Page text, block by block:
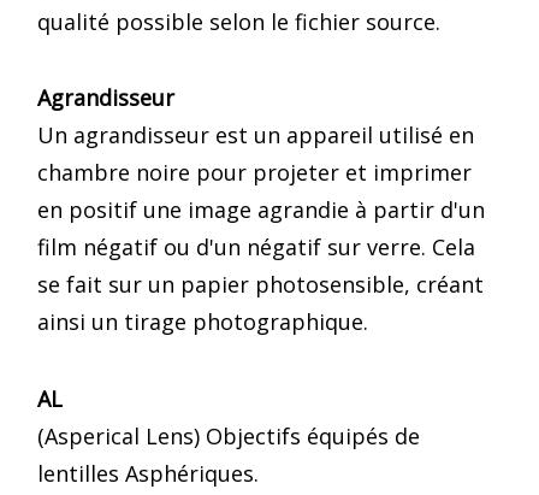
qualité possible selon le fichier source.
Agrandisseur
Un agrandisseur est un appareil utilisé en
chambre noire pour projeter et imprimer
en positif une image agrandie à partir d'un
film négatif ou d'un négatif sur verre. Cela
se fait sur un papier photosensible, créant
ainsi un tirage photographique.
AL
(Asperical Lens) Objectifs équipés de
lentilles Asphériques.